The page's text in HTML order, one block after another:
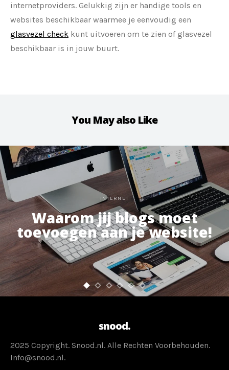
internetproviders. Gelukkig zijn er handige tools en
websites beschikbaar waarmee je eenvoudig een
glasvezel check kunt uitvoeren om te zien of glasvezel
beschikbaar is in jouw buurt.
You May also Like
INTERNET
Waarom jij blogs moet
toevoegen aan je website!
snood.
2025 Copyright. Snood.nl. Alle Rechten Voorbehouden.
Info@snood.nl.